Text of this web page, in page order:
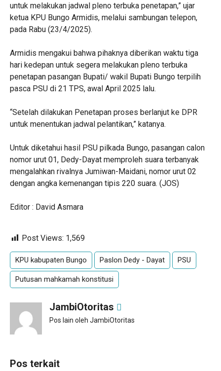
untuk melakukan jadwal pleno terbuka penetapan,” ujar
ketua KPU Bungo Armidis, melalui sambungan telepon,
pada Rabu (23/4/2025).
Armidis mengakui bahwa pihaknya diberikan waktu tiga
hari kedepan untuk segera melakukan pleno terbuka
penetapan pasangan Bupati/ wakil Bupati Bungo terpilih
pasca PSU di 21 TPS, awal April 2025 lalu.
“Setelah dilakukan Penetapan proses berlanjut ke DPR
untuk menentukan jadwal pelantikan,” katanya.
Untuk diketahui hasil PSU pilkada Bungo, pasangan calon
nomor urut 01, Dedy-Dayat memproleh suara terbanyak
mengalahkan rivalnya Jumiwan-Maidani, nomor urut 02
dengan angka kemenangan tipis 220 suara. (JOS)
Editor : David Asmara
Post Views: 1,569
KPU kabupaten Bungo Paslon Dedy - Dayat PSU
Putusan mahkamah konstitusi
JambiOtoritas
Pos lain oleh JambiOtoritas
Pos terkait